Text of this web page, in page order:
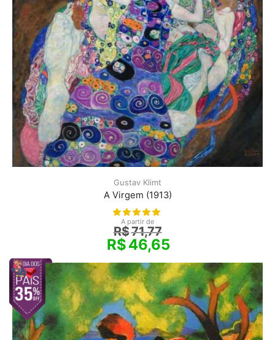
Gustav Klimt
A Virgem (1913)
A partir de
R$71,77
R$46,65